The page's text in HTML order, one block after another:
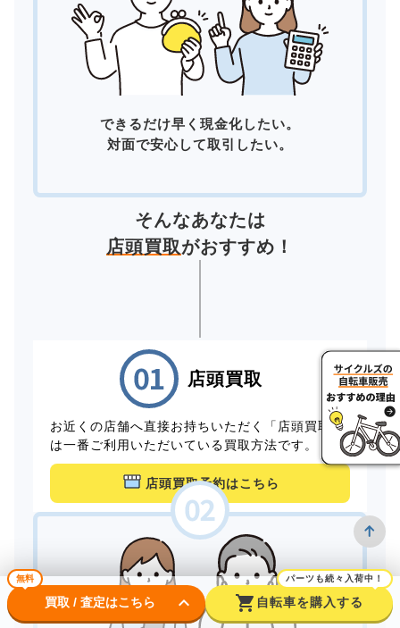
できるだけ早く現金化したい。
対面で安心して取引したい。
そんなあなたは
店頭買取がおすすめ！
店頭買取
お近くの店舗へ直接お持ちいただく「店頭買取」
は一番ご利用いただいている買取方法です。
店頭買取予約はこちら
無料
買取 / 査定はこちら keyboard_arrow_down shopping_cart
パーツも続々入荷中！
自転車を購入する